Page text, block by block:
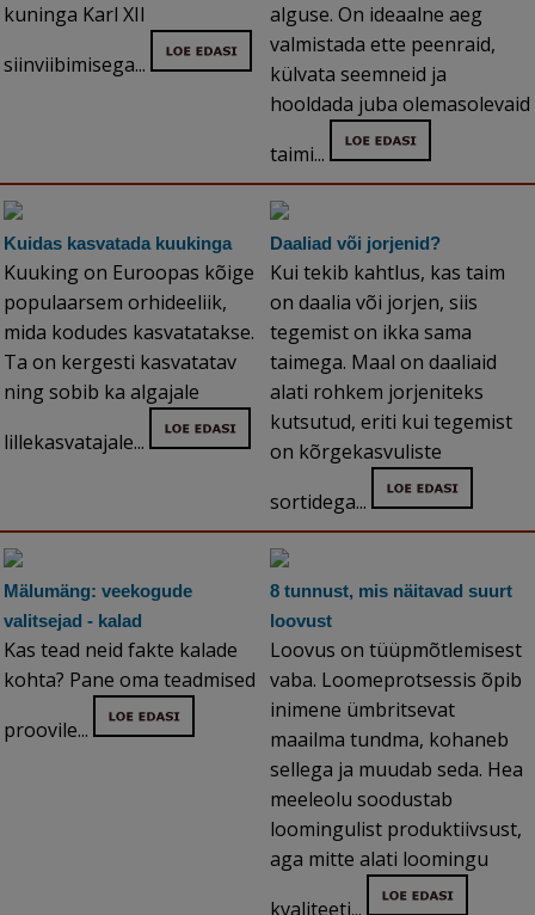
kuninga Karl XII
siinviibimisega...
alguse. On ideaalne aeg
valmistada ette peenraid,
külvata seemneid ja
hooldada juba olemasolevaid
taimi...
Kuidas kasvatada kuukinga
Kuuking on Euroopas kõige
populaarsem orhideeliik,
mida kodudes kasvatatakse.
Ta on kergesti kasvatatav
ning sobib ka algajale
lillekasvatajale...
Daaliad või jorjenid?
Kui tekib kahtlus, kas taim
on daalia või jorjen, siis
tegemist on ikka sama
taimega. Maal on daaliaid
alati rohkem jorjeniteks
kutsutud, eriti kui tegemist
on kõrgekasvuliste
sortidega...
Mälumäng: veekogude
valitsejad - kalad
Kas tead neid fakte kalade
kohta? Pane oma teadmised
proovile...
8 tunnust, mis näitavad suurt
loovust
Loovus on tüüpmõtlemisest
vaba. Loomeprotsessis õpib
inimene ümbritsevat
maailma tundma, kohaneb
sellega ja muudab seda. Hea
meeleolu soodustab
loomingulist produktiivsust,
aga mitte alati loomingu
kvaliteeti...